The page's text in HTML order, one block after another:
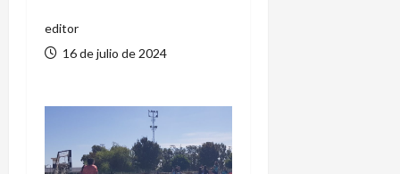
editor
16 de julio de 2024